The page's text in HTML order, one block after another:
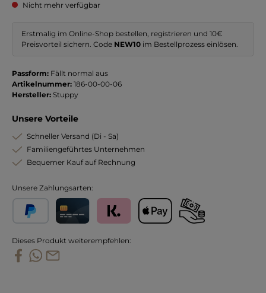
Nicht mehr verfügbar
Erstmalig im Online-Shop bestellen, registrieren und 10€
Preisvorteil sichern. Code NEW10 im Bestellprozess einlösen.
Passform: Fällt normal aus
Artikelnummer: 186-00-00-06
Hersteller: Stuppy
Unsere Vorteile
Schneller Versand (Di - Sa)
Familiengeführtes Unternehmen
Bequemer Kauf auf Rechnung
Unsere Zahlungsarten:
Dieses Produkt weiterempfehlen: